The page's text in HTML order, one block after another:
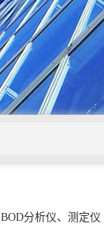
BOD分析仪、测定仪